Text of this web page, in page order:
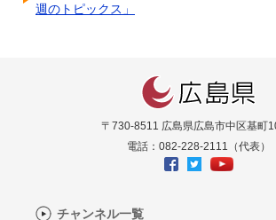
週のトピックス」
〒730-8511 広島県広島市中区基町
電話：082-228-2111（代表）
チャンネル一覧